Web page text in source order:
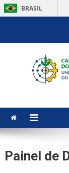
BRASIL
Painel de